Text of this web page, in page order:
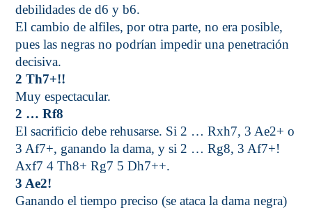
debilidades de d6 y b6.
El cambio de alfiles, por otra parte, no era posible,
pues las negras no podrían impedir una penetración
decisiva.
2 Th7+!!
Muy espectacular.
2 … Rf8
El sacrificio debe rehusarse. Si 2 … Rxh7, 3 Ae2+ o
3 Af7+, ganando la dama, y si 2 … Rg8, 3 Af7+!
Axf7 4 Th8+ Rg7 5 Dh7++.
3 Ae2!
Ganando el tiempo preciso (se ataca la dama negra)